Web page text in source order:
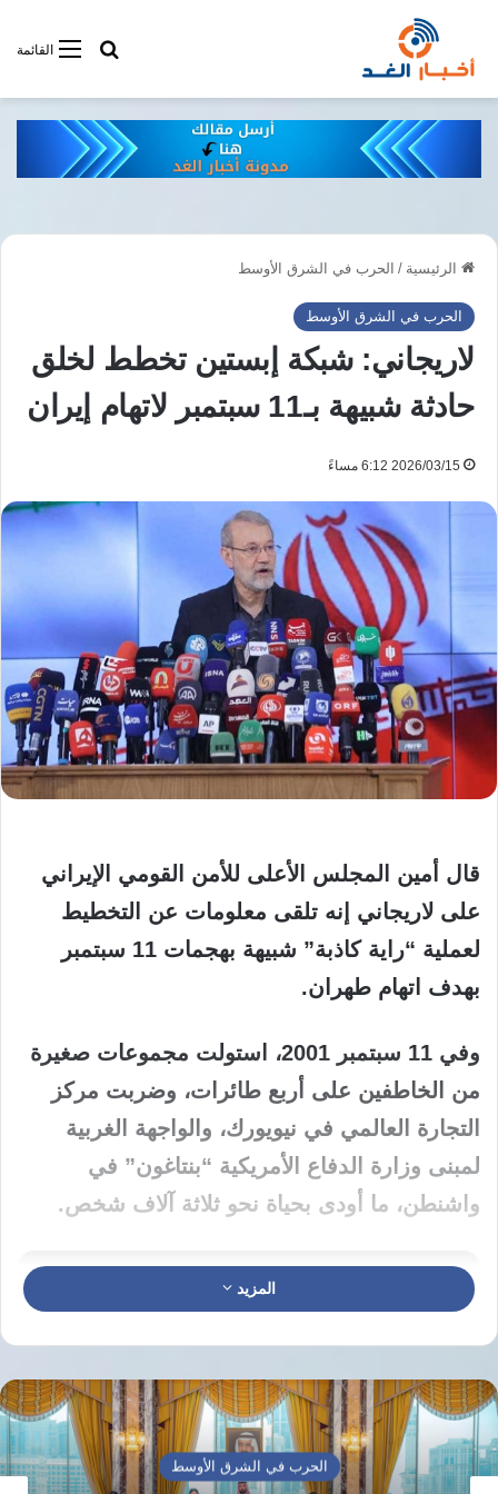
القائمةأبحت فى
الرئيسية / الحرب في الشرق الأوسط
الحرب في الشرق الأوسط
لاريجاني: شبكة إبستين تخطط لخلق
حادثة شبيهة بـ11 سبتمبر لاتهام إيران
2026/03/15 6:12 مساءً
قال أمين المجلس الأعلى للأمن القومي الإيراني
على لاريجاني إنه تلقى معلومات عن التخطيط
لعملية “راية كاذبة” شبيهة بهجمات 11 سبتمبر
بهدف اتهام طهران.
وفي 11 سبتمبر 2001، استولت مجموعات صغيرة
من الخاطفين على أربع طائرات، وضربت مركز
التجارة العالمي في نيويورك، والواجهة الغربية
لمبنى وزارة الدفاع الأمريكية “بنتاغون” في
واشنطن، ما أودى بحياة نحو ثلاثة آلاف شخص.
لقد تردّد أن ما تبقّى من شبكة إبستين
يعمل على إعداد مؤامرةٍ تهدف إلى
افتعال حادثةٍ على غرار هجمات
الحادي عشر من سبتمبر، تمهيداً لاتهام
المزيد
الحرب في الشرق الأوسط